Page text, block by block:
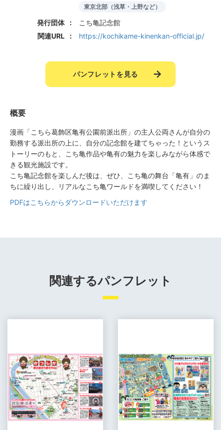
東京北部（浅草・上野など）
発行団体
こち亀記念館
関連URL
https://kochikame-kinenkan-official.jp/
パンフレットを見る
概要
漫画「こちら葛飾区亀有公園前派出所」の主人公両さんが自分の
勤務する派出所の上に、自分の記念館を建てちゃった！というス
トーリーのもと、こち亀作品や亀有の魅力を楽しみながら体感で
きる観光施設です。
こち亀記念館を楽しんだ後は、ぜひ、こち亀の舞台「亀有」のま
ちに繰り出し、リアルなこち亀ワールドを満喫してください！
PDFはこちらからダウンロードいただけます
関連するパンフレット